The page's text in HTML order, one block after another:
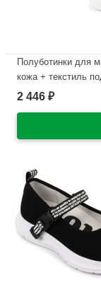
Полуботинки для
кожа + текстиль
В наличии
2 446 ₽